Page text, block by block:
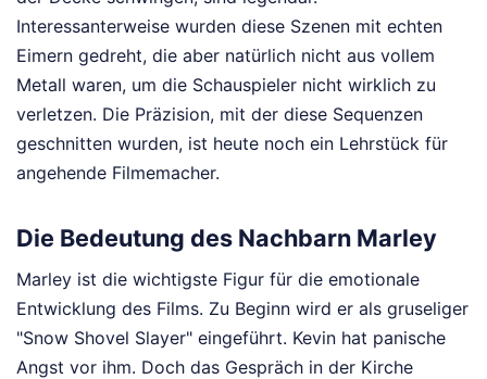
Interessanterweise wurden diese Szenen mit echten
Eimern gedreht, die aber natürlich nicht aus vollem
Metall waren, um die Schauspieler nicht wirklich zu
verletzen. Die Präzision, mit der diese Sequenzen
geschnitten wurden, ist heute noch ein Lehrstück für
angehende Filmemacher.
Die Bedeutung des Nachbarn Marley
Marley ist die wichtigste Figur für die emotionale
Entwicklung des Films. Zu Beginn wird er als gruseliger
"Snow Shovel Slayer" eingeführt. Kevin hat panische
Angst vor ihm. Doch das Gespräch in der Kirche